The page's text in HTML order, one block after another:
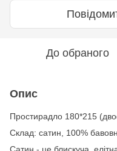
До обраного
Опис
Простирадло 180*215
Cклад: сатин, 100%
Сатин - це блискуча,